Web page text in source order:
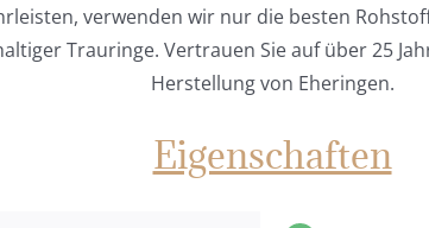
verwenden wir nur die besten
Trauringe. Vertrauen Sie auf über 25
Herstellung von Eheringen.
Eigenschaften